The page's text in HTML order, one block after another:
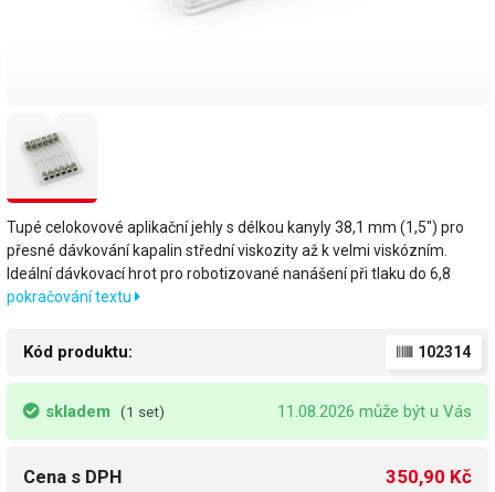
Tupé celokovové aplikační jehly s délkou kanyly 38,1 mm (1,5") pro
přesné dávkování kapalin střední viskozity až k velmi viskózním.
Ideální dávkovací hrot pro robotizované nanášení při tlaku do 6,8
pokračování textu
Kód produktu: 102314
skladem (1 set) 11.08.2026 může být u Vás
Cena s DPH 350,90 Kč